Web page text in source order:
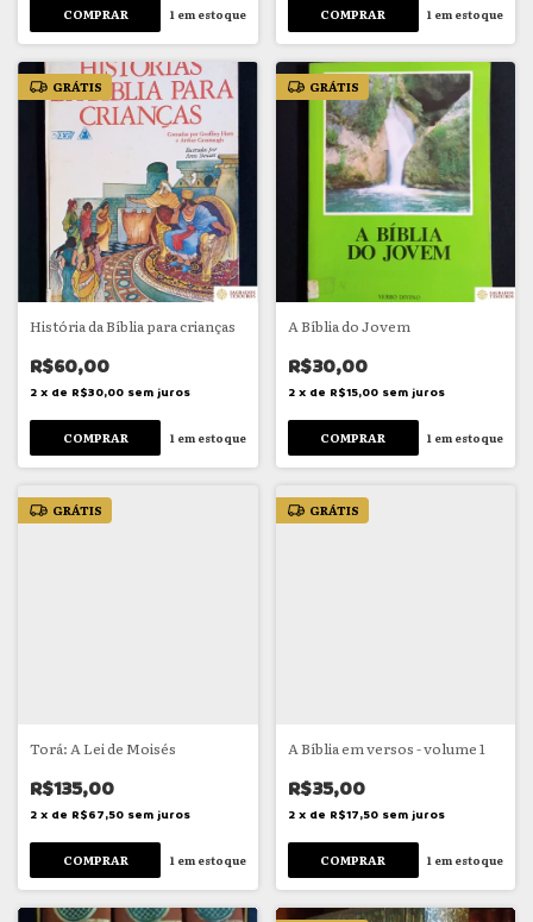
1em estoque 1 em estoque
GRÁTIS
História da Bíblia para crianças
R$60,00
2 x de R$30,00 sem juros
1 em estoque
GRÁTIS
A Bíblia do Jovem
R$30,00
2 x de R$15,00 sem juros
1 em estoque
GRÁTIS
Torá: A Lei de Moisés
R$135,00
2 x de R$67,50 sem juros
1em estoque
GRÁTIS
A Bíblia em versos - volume 1
R$35,00
2 x de R$17,50 sem juros
1 em estoque